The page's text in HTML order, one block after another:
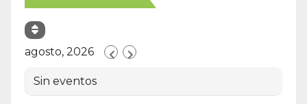
agosto, 2026
Sin eventos